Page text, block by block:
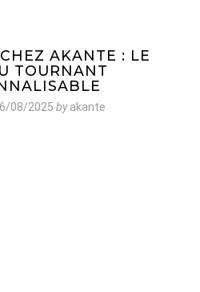
AKANTE : LE
TOURNANT
08/2025 byakante